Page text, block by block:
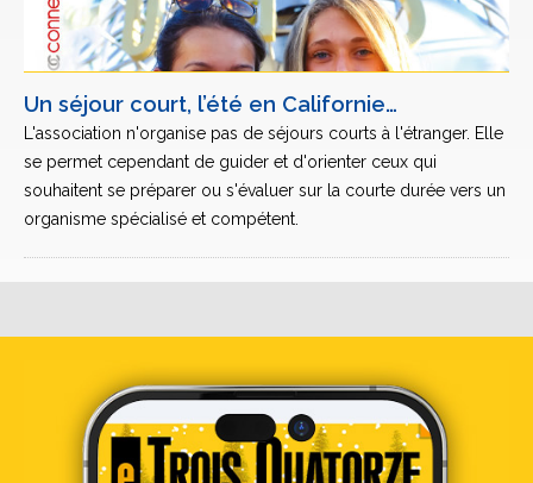
Un séjour court, l’été en Californie…
L'association n'organise pas de séjours courts à l'étranger. Elle
se permet cependant de guider et d'orienter ceux qui
souhaitent se préparer ou s'évaluer sur la courte durée vers un
organisme spécialisé et compétent.